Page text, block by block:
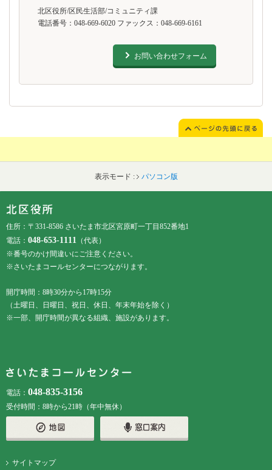
北区役所/区民生活部/コミュニティ課
電話番号：048-669-6020 ファックス：048-669-6161
お問い合わせフォーム
表示モード : パソコン版
住所：〒331-8586 さいたま市北区宮原町一丁目852番地1
電話： 048-653-1111
（代表）
※番号のかけ間違いにご注意ください。
※さいたまコールセンターにつながります。
開庁時間：8時30分から17時15分
（土曜日、日曜日、祝日、休日、年末年始を除く）
※一部、開庁時間が異なる組織、施設があります。
電話： 048-835-3156
受付時間：8時から21時（年中無休）
サイトマップ